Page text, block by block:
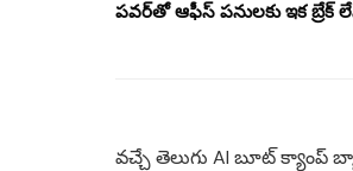
పవర్‌తో ఆఫీస్ పనులకు ఇక బ్రేక్
వచ్చే తెలుగు AI బూట్ క్యాంప్